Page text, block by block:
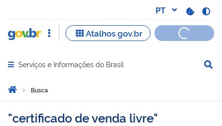
Abrir menu principal de navegação
Serviços e Informações do Brasil
Você está aqui:
Página Inicial
Busca
Busca
certificado de venda livre